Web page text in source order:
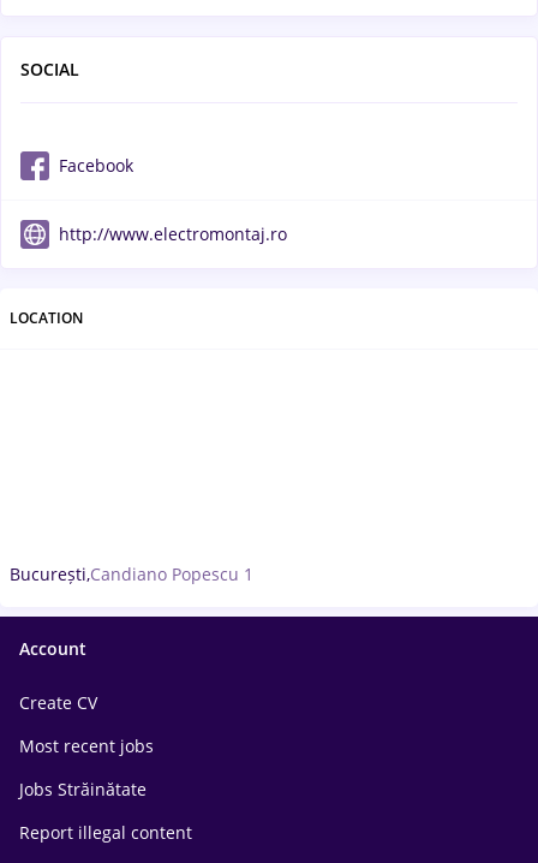
SOCIAL
Facebook
http://www.electromontaj.ro
LOCATION
București,Candiano Popescu 1
Account
Create CV
Most recent jobs
Jobs Străinătate
Report illegal content